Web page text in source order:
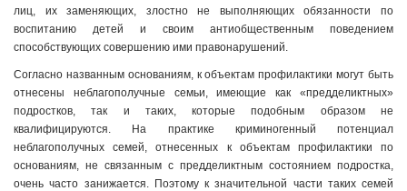
лиц, их заменяющих, злостно не выполняющих обязанности по
воспитанию детей и своим антиобщественным поведением
способствующих совершению ими правонарушений.
Согласно названным основаниям, к объектам профилактики могут быть
отнесены неблагополучные семьи, имеющие как «предделиктных»
подростков, так и таких, которые подобным образом не
квалифицируются. На практике криминогенный потенциал
неблагополучных семей, отнесенных к объектам профилактики по
основаниям, не связанным с предделиктным состоянием подростка,
очень часто занижается. Поэтому к значительной части таких семей